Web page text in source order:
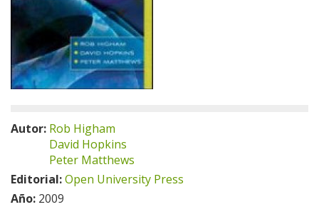
Autor: Rob Higham
David Hopkins
Peter Matthews
Editorial:Open University Press
Año: 2009